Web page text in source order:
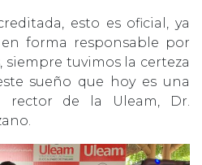
esto es oficial, ya
forma responsable por
siempre tuvimos la certeza
sueño que hoy es una
rector de la Uleam, Dr.